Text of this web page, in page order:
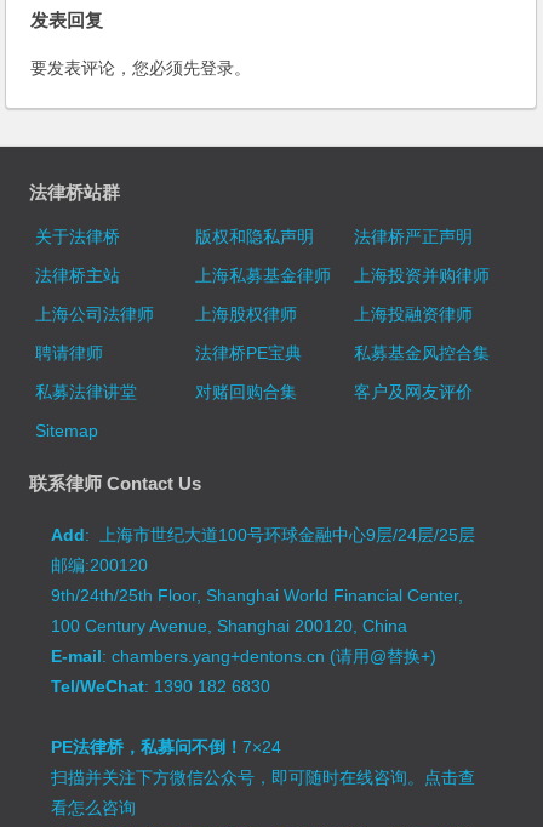
发表回复
要发表评论，您必须先登录。
法律桥站群
关于法律桥 版权和隐私声明
法律桥严正声明
法律桥主站
上海私募基金律师
上海投资并购律师
上海公司法律师
上海股权律师
上海投融资律师
聘请律师
法律桥PE宝典
私募基金风控合集
私募法律讲堂
对赌回购合集
客户及网友评价
Sitemap
联系律师 Contact Us
Add: 上海市世纪大道100号环球金融中心9层/24层/25层
邮编:200120
9th/24th/25th Floor, Shanghai World Financial Center,
100 Century Avenue, Shanghai 200120, China
E-mail: chambers.yang+dentons.cn (请用@替换+)
Tel/WeChat: 1390 182 6830
PE法律桥，私募问不倒！7×24
扫描并关注下方微信公众号，即可随时在线咨询。 点击查
看怎么咨询